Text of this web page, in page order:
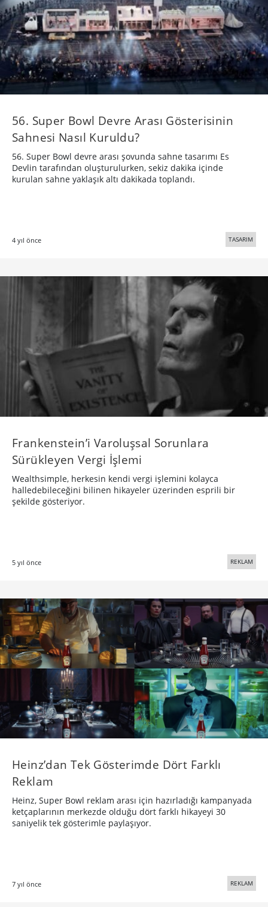
56. Super Bowl Devre Arası Gösterisinin
Sahnesi Nasıl Kuruldu?
56. Super Bowl devre arası şovunda sahne tasarımı Es
Devlin tarafından oluşturulurken, sekiz dakika içinde
kurulan sahne yaklaşık altı dakikada toplandı.
4 yıl önce TASARIM
Frankenstein’i Varoluşsal Sorunlara
Sürükleyen Vergi İşlemi
Wealthsimple, herkesin kendi vergi işlemini kolayca
halledebileceğini bilinen hikayeler üzerinden esprili bir
şekilde gösteriyor.
5 yıl önce REKLAM
Heinz’dan Tek Gösterimde Dört Farklı
Reklam
Heinz, Super Bowl reklam arası için hazırladığı kampanyada
ketçaplarının merkezde olduğu dört farklı hikayeyi 30
saniyelik tek gösterimle paylaşıyor.
7 yıl önce REKLAM